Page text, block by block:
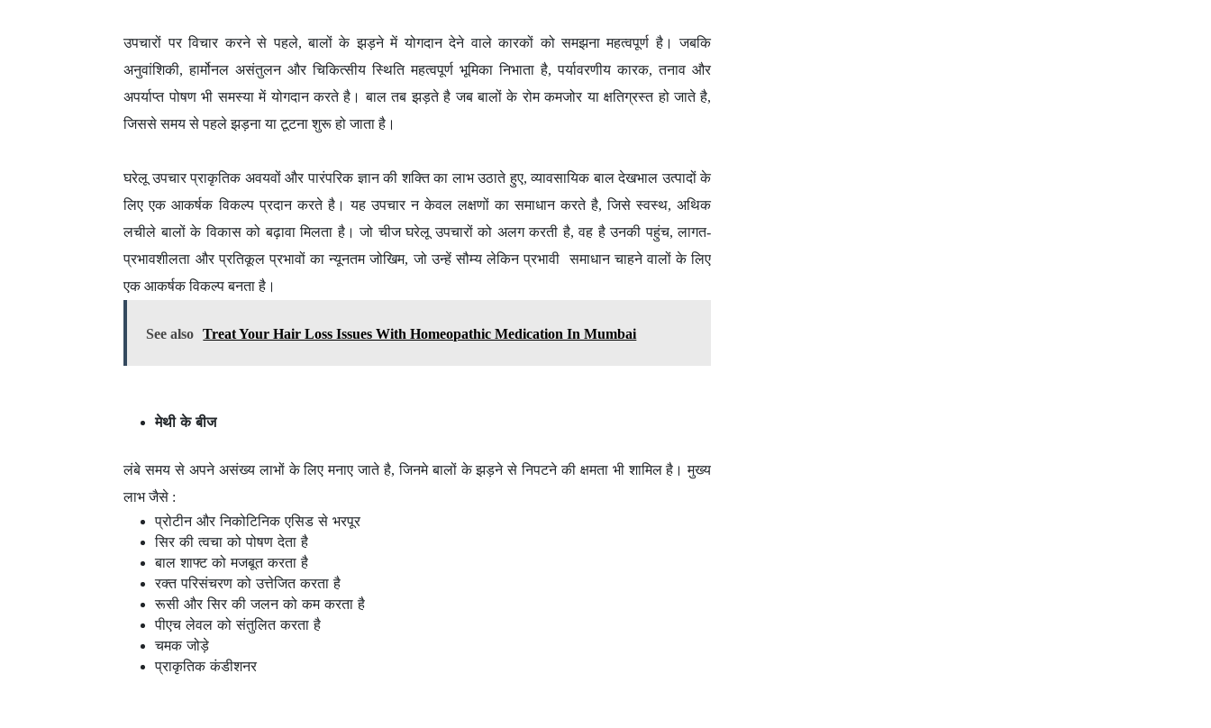
उपचारों पर विचार करने से पहले, बालों के झड़ने में योगदान देने वाले कारकों को समझना महत्वपूर्ण है। जबकि
अनुवांशिकी, हार्मोनल असंतुलन और चिकित्सीय स्थिति महत्वपूर्ण भूमिका निभाता है, पर्यावरणीय कारक, तनाव और
अपर्याप्त पोषण भी समस्या में योगदान करते है। बाल तब झड़ते है जब बालों के रोम कमजोर या क्षतिग्रस्त हो जाते है,
जिससे समय से पहले झड़ना या टूटना शुरू हो जाता है।
घरेलू उपचार प्राकृतिक अवयवों और पारंपरिक ज्ञान की शक्ति का लाभ उठाते हुए, व्यावसायिक बाल देखभाल उत्पादों के
लिए एक आकर्षक विकल्प प्रदान करते है। यह उपचार न केवल लक्षणों का समाधान करते है, जिसे स्वस्थ, अथिक
लचीले बालों के विकास को बढ़ावा मिलता है। जो चीज घरेलू उपचारों को अलग करती है, वह है उनकी पहुंच, लागत-
प्रभावशीलता और प्रतिकूल प्रभावों का न्यूनतम जोखिम, जो उन्हें सौम्य लेकिन प्रभावी समाधान चाहने वालों के लिए
एक आकर्षक विकल्प बनता है।
See also Treat Your Hair Loss Issues With Homeopathic Medication In Mumbai
मेथी के बीज
लंबे समय से अपने असंख्य लाभों के लिए मनाए जाते है, जिनमे बालों के झड़ने से निपटने की क्षमता भी शामिल है। मुख्य
लाभ जैसे :
प्रोटीन और निकोटिनिक एसिड से भरपूर
सिर की त्वचा को पोषण देता है
बाल शाफ्ट को मजबूत करता है
रक्त परिसंचरण को उत्तेजित करता है
रूसी और सिर की जलन को कम करता है
पीएच लेवल को संतुलित करता है
चमक जोड़े
प्राकृतिक कंडीशनर